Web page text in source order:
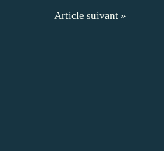
Article suivant »